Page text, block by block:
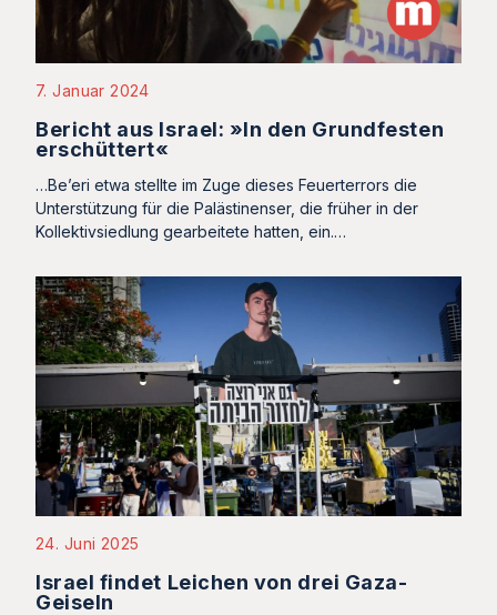
7. Januar 2024
Bericht aus Israel: »In den Grundfesten
erschüttert«
…Be’eri etwa stellte im Zuge dieses Feuerterrors die
Unterstützung für die Palästinenser, die früher in der
Kollektivsiedlung gearbeitete hatten, ein.…
24. Juni 2025
Israel findet Leichen von drei Gaza-
Geiseln